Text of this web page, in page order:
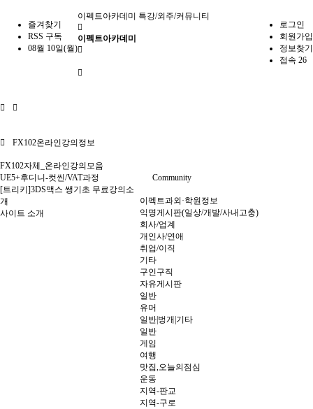
즐겨찾기
RSS 구독
08월 10일(월)
로그인
회원가입
정보찾기
접속 26
이펙트아카데미 특강/외주/커뮤니티
이펙트아카데미
FX102온라인강의정보
FX102자체_온라인강의모음
UE5+후디니-컷씬/VAT과정
[트리키]3DS맥스 쌩기초 무료강의소
개
사이트 소개
Community
이펙트과외·학원정보
익명게시판(일상/개발/사내고충)
회사/업계
개인사/연애
취업/이직
기타
구인구직
자유게시판
일반
유머
일반|벙개|기타
일반
게임
여행
맛집,오늘의점심
운동
지역-판교
지역-구로